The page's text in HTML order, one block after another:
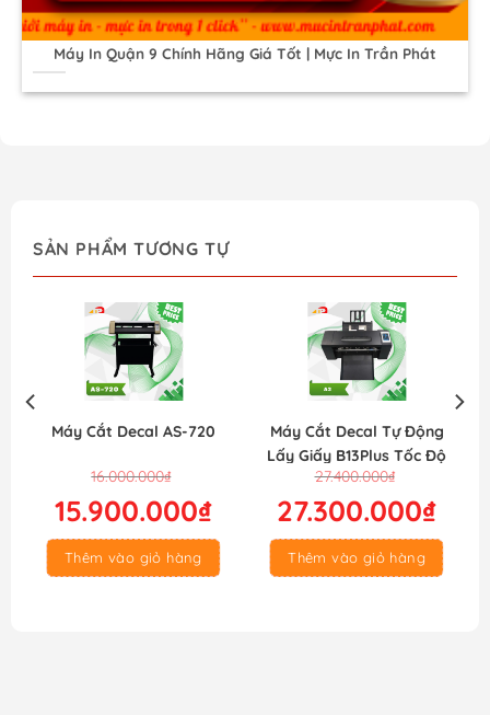
Máy In Quận 9 Chính Hãng Giá Tốt | Mực In Trần Phát
SẢN PHẨM TƯƠNG TỰ
Máy Cắt Decal AS-720
16.000.000₫
gốc
16.000.000₫.
15.900.000₫
hiện
tại
là:
15.900.000₫.
Thêm vào giỏ hàng
Máy Cắt Decal Tự Động
Lấy Giấy B13Plus Tốc Độ
Nhanh
27.400.000₫
gốc
là:
27.400.000₫.
27.300.000₫
hiện
tại
là:
27.300.000₫.
Thêm vào giỏ hàng